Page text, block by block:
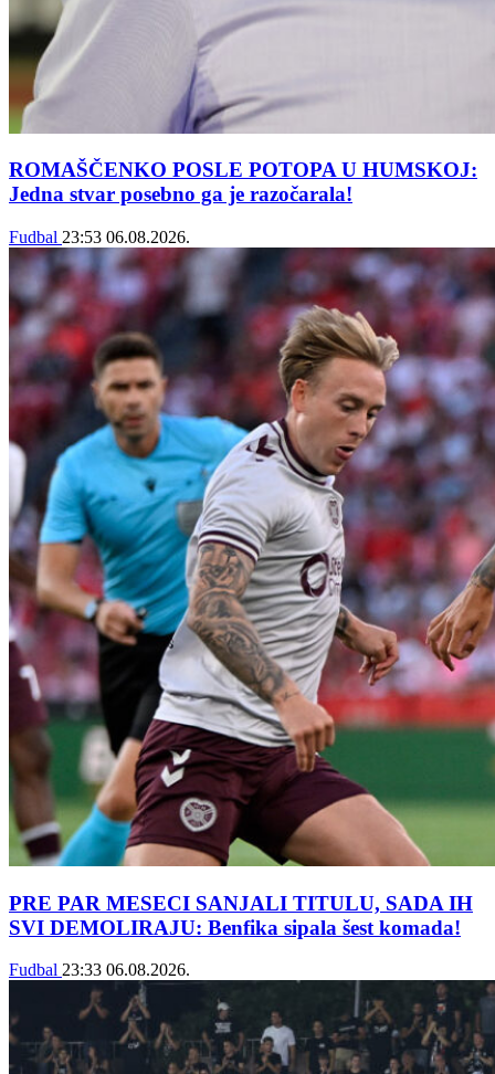
ROMAŠČENKO POSLE POTOPA U HUMSKOJ:
Jedna stvar posebno ga je razočarala!
Fudbal 23:53 06.08.2026.
PRE PAR MESECI SANJALI TITULU, SADA IH
SVI DEMOLIRAJU: Benfika sipala šest komada!
Fudbal 23:33 06.08.2026.